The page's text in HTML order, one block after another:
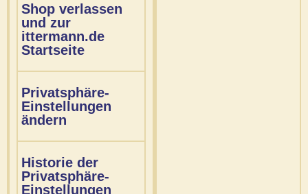
Shop verlassen
und zur
ittermann.de
Startseite
Privatsphäre-
Einstellungen
ändern
Historie der
Privatsphäre-
Einstellungen